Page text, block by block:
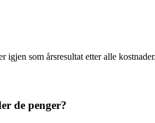
igjen som årsresultat etter alle kostnader.
de penger?